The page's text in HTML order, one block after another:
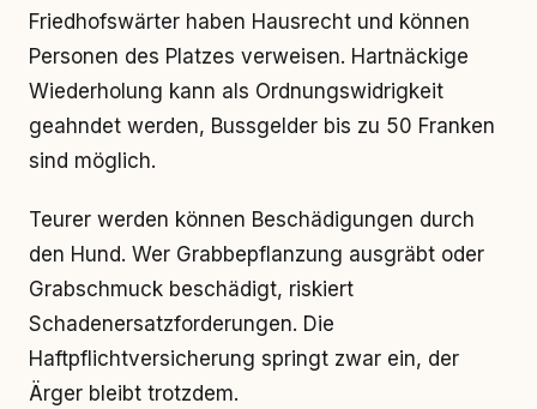
Friedhofswärter haben Hausrecht und können
Personen des Platzes verweisen. Hartnäckige
Wiederholung kann als Ordnungswidrigkeit
geahndet werden, Bussgelder bis zu 50 Franken
sind möglich.
Teurer werden können Beschädigungen durch
den Hund. Wer Grabbepflanzung ausgräbt oder
Grabschmuck beschädigt, riskiert
Schadenersatzforderungen. Die
Haftpflichtversicherung springt zwar ein, der
Ärger bleibt trotzdem.